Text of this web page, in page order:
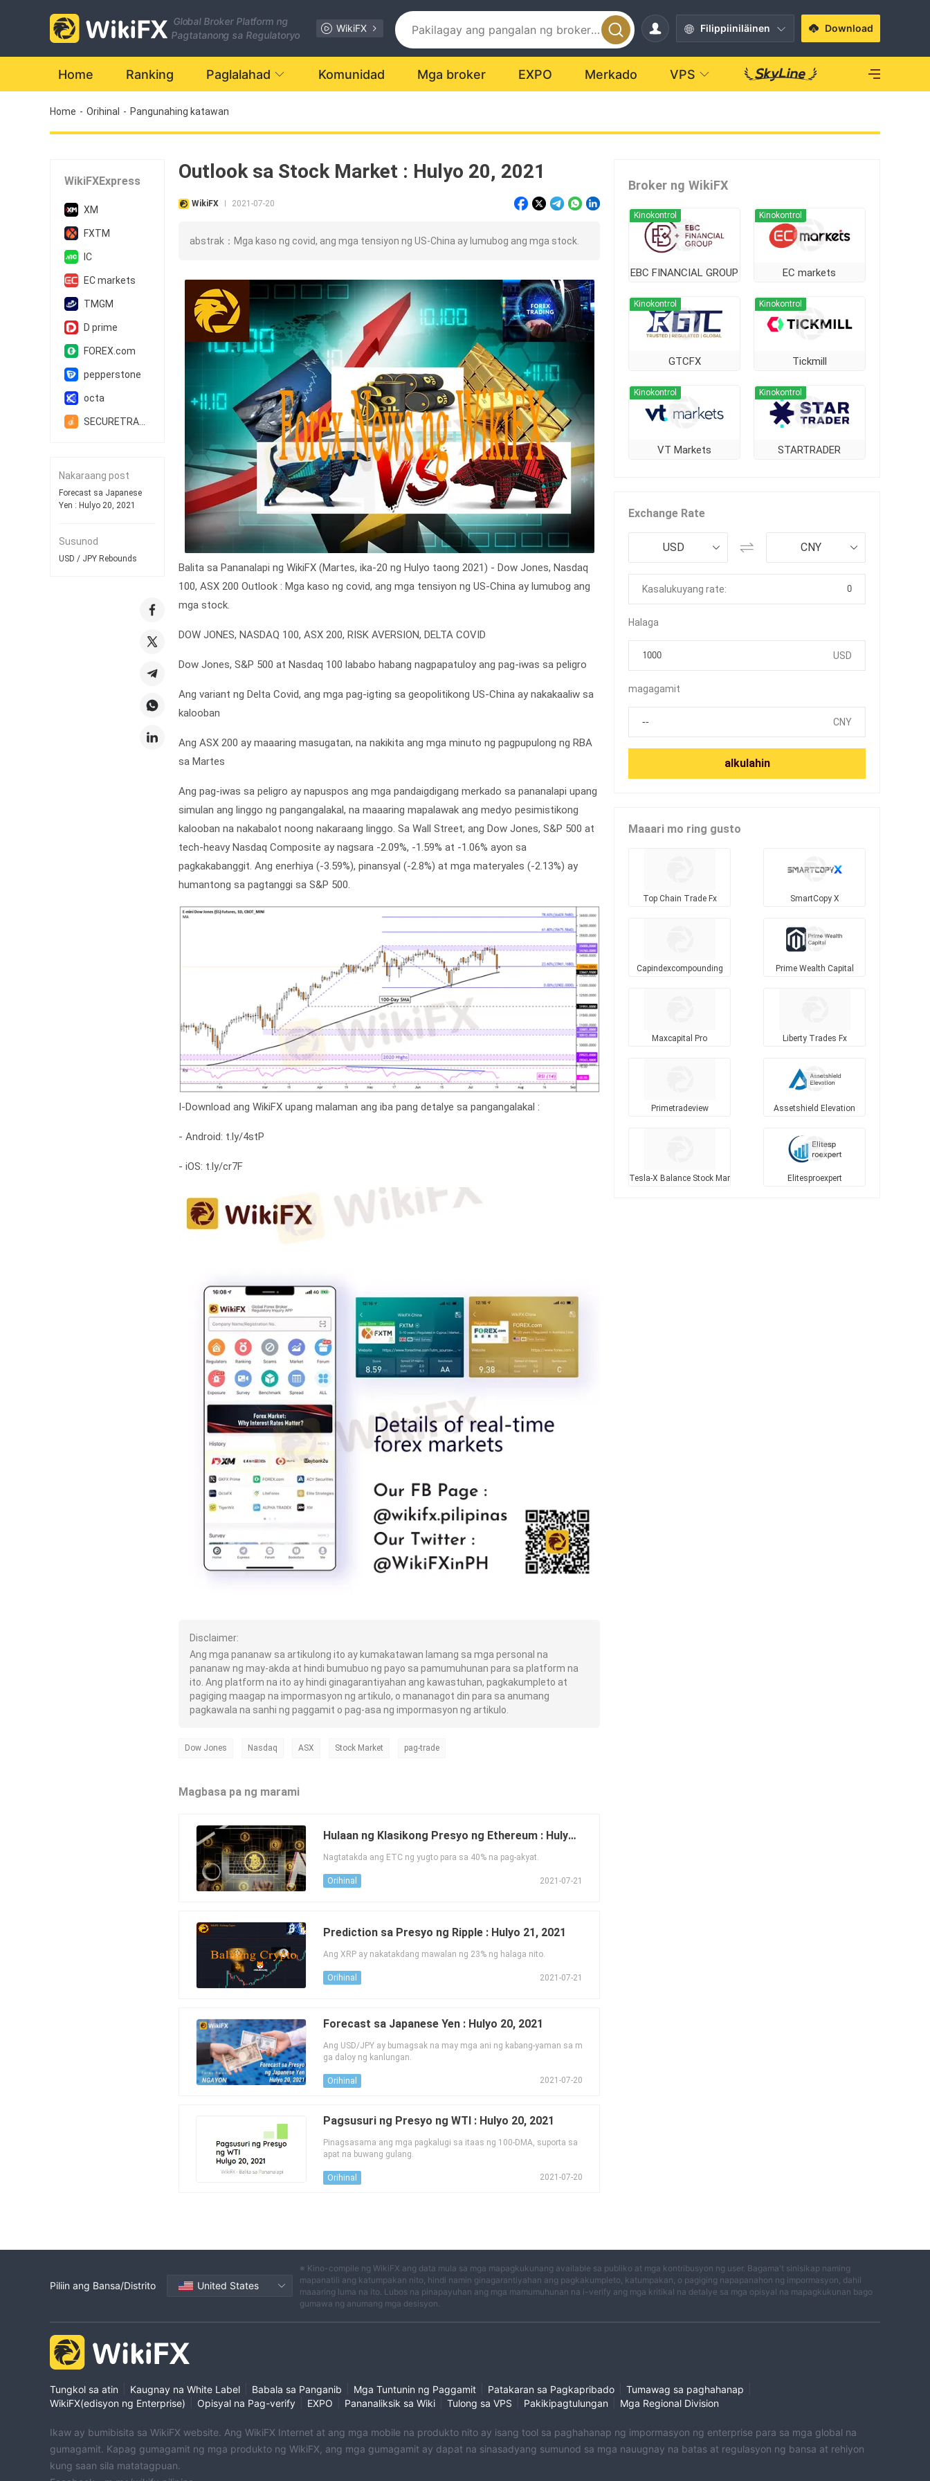
Global Broker Platform ng
Pagtatanong sa Regulatoryo
WikiFX Filippiiniläinen Download
Home Ranking Paglalahad Komunidad Mga broker EXPO Merkado VPS
Home - Orihinal - Pangunahing katawan
WikiFXExpress
XM
FXTM
IC
EC markets
TMGM
D prime
FOREX.com
pepperstone
octa
Nakaraang post
Forecast sa Japanese
Yen : Hulyo 20, 2021
Susunod
USD / JPY Rebounds
Outlook sa Stock Market : Hulyo 20, 2021
WikiFX 2021-07-20
abstrak：Mga kaso ng covid, ang mga tensiyon ng US-China ay lumubog ang mga stock.
Balita sa Pananalapi ng WikiFX (Martes, ika-20 ng Hulyo taong 2021) - Dow Jones, Nasdaq
100, ASX 200 Outlook : Mga kaso ng covid, ang mga tensiyon ng US-China ay lumubog ang
mga stock.
DOW JONES, NASDAQ 100, ASX 200, RISK AVERSION, DELTA COVID
Dow Jones, S&P 500 at Nasdaq 100 lababo habang nagpapatuloy ang pag-iwas sa peligro
Ang variant ng Delta Covid, ang mga pag-igting sa geopolitikong US-China ay nakakaaliw sa
kalooban
Ang ASX 200 ay maaaring masugatan, na nakikita ang mga minuto ng pagpupulong ng RBA
sa Martes
Ang pag-iwas sa peligro ay napuspos ang mga pandaigdigang merkado sa pananalapi upang
simulan ang linggo ng pangangalakal, na maaaring mapalawak ang medyo pesimistikong
kalooban na nakabalot noong nakaraang linggo. Sa Wall Street, ang Dow Jones, S&P 500 at
tech-heavy Nasdaq Composite ay nagsara -2.09%, -1.59% at -1.06% ayon sa
pagkakabanggit. Ang enerhiya (-3.59%), pinansyal (-2.8%) at mga materyales (-2.13%) ay
humantong sa pagtanggi sa S&P 500.
I-Download ang WikiFX upang malaman ang iba pang detalye sa pangangalakal :
- Android: t.ly/4stP
- iOS: t.ly/cr7F
Disclaimer:
Ang mga pananaw sa artikulong ito ay kumakatawan lamang sa mga personal na
pananaw ng may-akda at hindi bumubuo ng payo sa pamumuhunan para sa platform na
ito. Ang platform na ito ay hindi ginagarantiyahan ang kawastuhan, pagkakumpleto at
pagiging maagap na impormasyon ng artikulo, o mananagot din para sa anumang
pagkawala na sanhi ng paggamit o pag-asa ng impormasyon ng artikulo.
Dow Jones Nasdaq ASX Stock Market pag-trade
Magbasa pa ng marami
Hulaan ng Klasikong Presyo ng Ethereum : Hulyo
21, 2021
Nagtatakda ang ETC ng yugto para sa 40% na pag-akyat.
Orihinal 2021-07-21
Prediction sa Presyo ng Ripple : Hulyo 21, 2021
Ang XRP ay nakatakdang mawalan ng 23% ng halaga nito.
Orihinal 2021-07-21
Forecast sa Japanese Yen : Hulyo 20, 2021
Ang USD/JPY ay bumagsak na may mga ani ng kabang-yaman sa m
ga daloy ng kanlungan.
Orihinal 2021-07-20
Pagsusuri ng Presyo ng WTI : Hulyo 20, 2021
Pinagsasama ang mga pagkalugi sa itaas ng 100-DMA, suporta sa
apat na buwang gulang.
Orihinal 2021-07-20
Broker ng WikiFX
EBC FINANCIAL GROUP
Kinokontrol
EC markets
Kinokontrol
GTCFX
Kinokontrol
Tickmill
Kinokontrol
VT Markets
Kinokontrol
STARTRADER
Kinokontrol
Exchange Rate
USD CNY
Kasalukuyang rate: 0
Halaga
USD
magagamit
CNY
alkulahin
Maaari mo ring gusto
Top Chain Trade Fx SmartCopy X
Capindexcompounding Prime Wealth Capital
Maxcapital Pro Liberty Trades Fx
Primetradeview Assetshield Elevation
Tesla-X Balance Stock Mar
Elitesproexpert
Piliin ang Bansa/Distrito United States
※ Kino-compile ng WikiFX ang data mula sa mga mapagkukunang available sa publiko at mga kontribusyon ng user. Bagama't sinisikap naming
mapanatili ang katumpakan nito, hindi namin ginagarantiyahan ang pagkakumpleto, katumpakan, o pagiging napapanahon ng impormasyon, dahil
maaaring luma na ito. Lubos na pinapayuhan ang mga mamumuhunan na i-verify ang mga kritikal na detalye sa mga opisyal na mapagkukunan bago
gumawa ng anumang mga desisyon.
Tungkol sa atin Kaugnay na White Label Babala sa Panganib Mga Tuntunin ng Paggamit Patakaran sa Pagkapribado Tumawag sa paghahanap
WikiFX(edisyon ng Enterprise)
Opisyal na Pag-verify EXPO Pananaliksik sa Wiki Tulong sa VPS Pakikipagtulungan Mga Regional Division
Ikaw ay bumibisita sa WikiFX website. Ang WikiFX Internet at ang mga mobile na produkto nito ay isang tool sa paghahanap ng impormasyon ng enterprise para sa mga global na
gumagamit. Kapag gumagamit ng mga produkto ng WikiFX, ang mga gumagamit ay dapat na sinasadyang sumunod sa mga nauugnay na batas at regulasyon ng bansa at rehiyon
kung saan sila matatagpuan.